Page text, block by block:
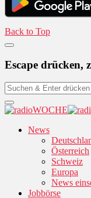
Back to Top
Escape drücken,
News
Österreich
Schweiz
Europa
News
Jobbörse